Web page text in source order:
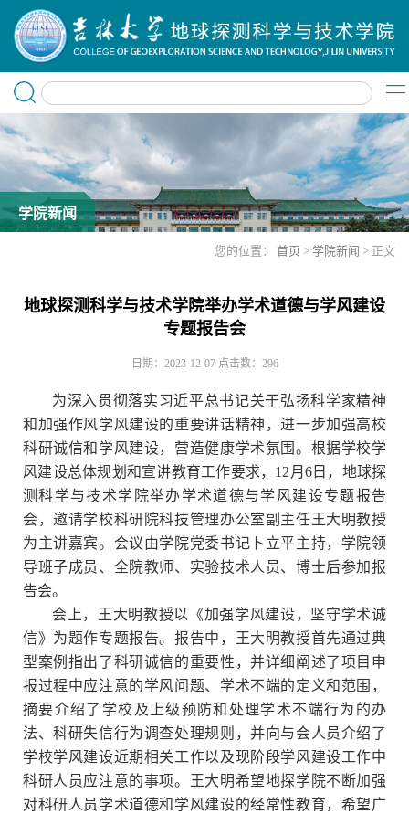
学院新闻
您的位置： 首页 > 学院新闻 > 正文
地球探测科学与技术学院举办学术道德与学风建设
专题报告会
日期：2023-12-07 点击数： 296
为深入贯彻落实习近平总书记关于弘扬科学家精神
和加强作风学风建设的重要讲话精神，进一步加强高校
科研诚信和学风建设，营造健康学术氛围。根据学校学
风建设总体规划和宣讲教育工作要求，12月6日，地球探
测科学与技术学院举办学术道德与学风建设专题报告
会，邀请学校科研院科技管理办公室副主任王大明教授
为主讲嘉宾。会议由学院党委书记卜立平主持，学院领
导班子成员、全院教师、实验技术人员、博士后参加报
告会。
会上，王大明教授以《加强学风建设，坚守学术诚
信》为题作专题报告。报告中，王大明教授首先通过典
型案例指出了科研诚信的重要性，并详细阐述了项目申
报过程中应注意的学风问题、学术不端的定义和范围，
摘要介绍了学校及上级预防和处理学术不端行为的办
法、科研失信行为调查处理规则，并向与会人员介绍了
学校学风建设近期相关工作以及现阶段学风建设工作中
科研人员应注意的事项。王大明希望地探学院不断加强
对科研人员学术道德和学风建设的经常性教育，希望广